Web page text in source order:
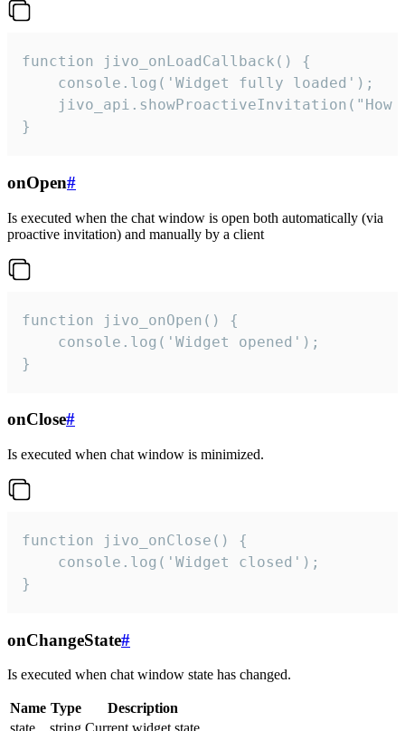
function jivo_onLoadCallback() {
    console.log('Widget fully loaded');
jivo_api.showProactiveInvitation("How
}
onOpen#
Is executed when the chat window is open both automatically (via
proactive invitation) and manually by a client
function jivo_onOpen() {
    console.log('Widget opened');
}
onClose#
Is executed when chat window is minimized.
function jivo_onClose() {
    console.log('Widget closed');
}
onChangeState#
Is executed when chat window state has changed.
Name Type
Description